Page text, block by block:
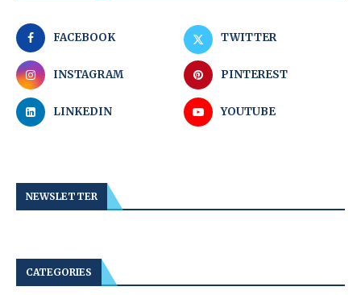
FACEBOOK TWITTER
INSTAGRAM PINTEREST
LINKEDIN YOUTUBE
NEWSLETTER
CATEGORIES